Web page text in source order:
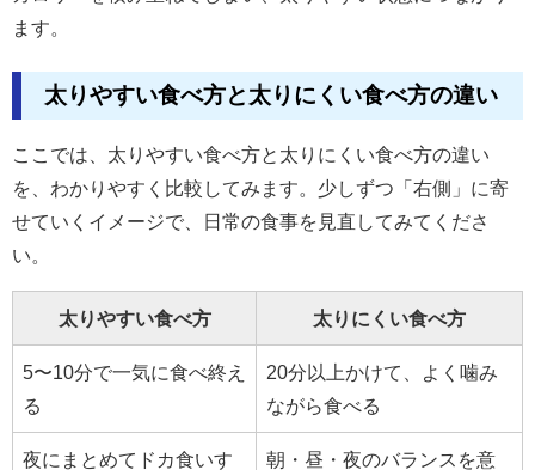
ます。
太りやすい食べ方と太りにくい食べ方の違い
ここでは、太りやすい食べ方と太りにくい食べ方の違い
を、わかりやすく比較してみます。少しずつ「右側」に寄
せていくイメージで、日常の食事を見直してみてくださ
い。
太りやすい食べ方 太りにくい食べ方
5〜10分で一気に食べ終え
る
20分以上かけて、よく噛み
ながら食べる
夜にまとめてドカ食いす
朝・昼・夜のバランスを意